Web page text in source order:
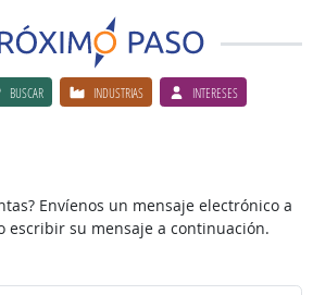
BUSCAR INDUSTRIAS INTERESES
Envíenos un mensaje electrónico a
escribir su mensaje a continuación.